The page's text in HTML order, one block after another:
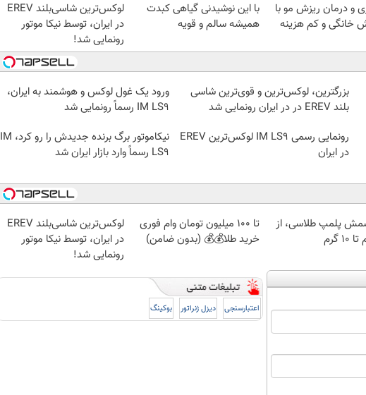
و درمان ریزش مو با
خانگی و کم هزینه
با این نوشیدنی گیاهی کبدت
همیشه سالم و قویه
لوکس‌ترین شاسی‌بلند EREV
در ایران، توسط نیکا موتور
رونمایی شد!
بزرگترین، لوکس‌ترین و قوی‌ترین شاسی
بلند EREV در در ایران رونمایی شد
ورود یک غول لوکس و هوشمند به ایران،
IM LS9 رسماً رونمایی شد
رونمایی رسمی IM LS9 لوکس‌ترین EREV
در ایران
نیکاموتور برگ برنده جدیدش را رو کرد، IM
LS9 رسماً وارد بازار ایران شد
پلمپ طلاسی، از
تا 100 میلیون تومان وام فوری
خرید طلا💰💰 (بدون ضامن)
لوکس‌ترین شاسی‌بلند EREV
در ایران، توسط نیکا موتور
رونمایی شد!
اعتبارسنجی دیزل ژنراتور بوکینگ